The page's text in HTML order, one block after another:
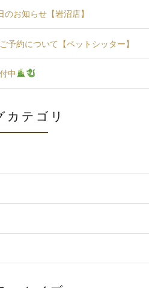
のお知らせ【岩沼店】
予約について【ペットシッター】
中
カテゴリ